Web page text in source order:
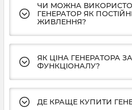
ЧИ МОЖНА
ГЕНЕРАТОР ЯК
ЖИВЛЕННЯ?
ЯК ЦІНА ГЕНЕРАТОРА
ФУНКЦІОНАЛУ?
ДЕ КРАЩЕ КУПИТИ